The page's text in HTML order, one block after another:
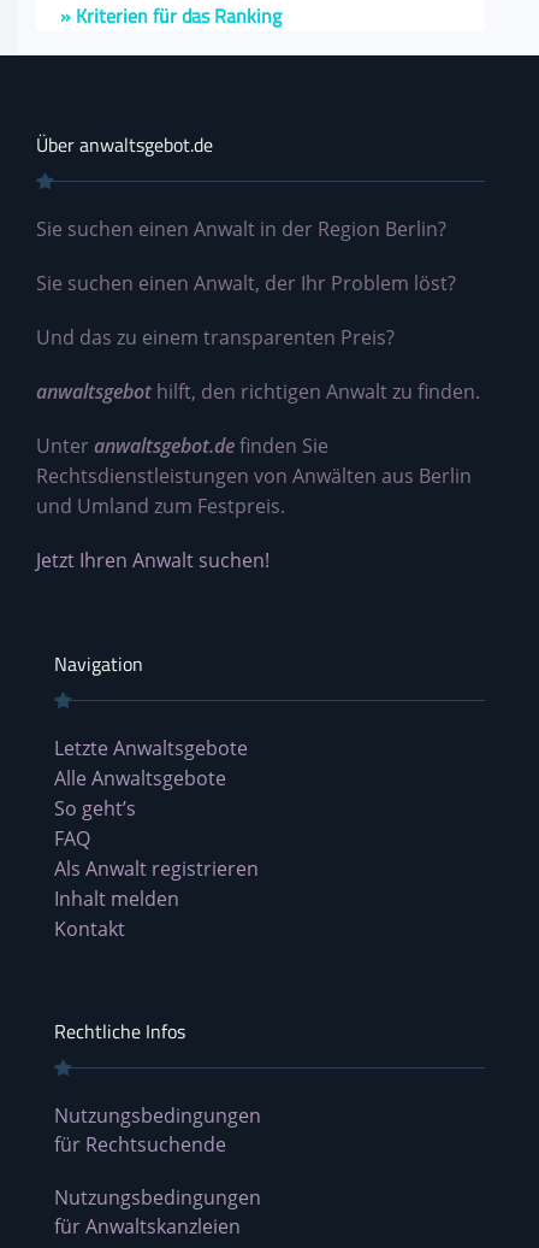
» Kriterien für das Ranking
Über anwaltsgebot.de
Sie suchen einen Anwalt in der Region Berlin?
Sie suchen einen Anwalt, der Ihr Problem löst?
Und das zu einem transparenten Preis?
anwaltsgebot hilft, den richtigen Anwalt zu finden.
Unteranwaltsgebot.definden Sie
Rechtsdienstleistungen von Anwälten aus Berlin
und Umland zum Festpreis.
Jetzt Ihren Anwalt suchen!
Navigation
Letzte Anwaltsgebote
Alle Anwaltsgebote
So geht’s
FAQ
Als Anwalt registrieren
Inhalt melden
Kontakt
Rechtliche Infos
Nutzungsbedingungen
für Rechtsuchende
Nutzungsbedingungen
für Anwaltskanzleien